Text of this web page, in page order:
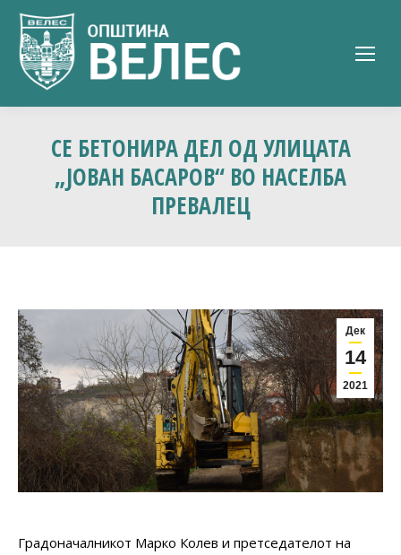
СЕ БЕТОНИРА ДЕЛ ОД УЛИЦАТА
„ЈОВАН БАСАРОВ“ ВО НАСЕЛБА
ПРЕВАЛЕЦ
Дек
14
2021
Градоначалникот Марко Колев и претседателот на